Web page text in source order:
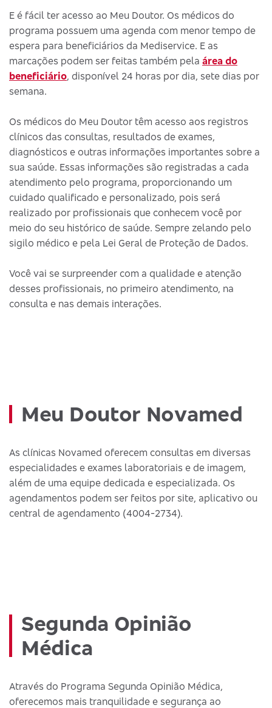
E é fácil ter acesso ao Meu Doutor. Os médicos do
programa possuem uma agenda com menor tempo de
espera para beneficiários da Mediservice. E as
marcações podem ser feitas também pela área do
beneficiário, disponível 24 horas por dia, sete dias por
semana.
Os médicos do Meu Doutor têm acesso aos registros
clínicos das consultas, resultados de exames,
diagnósticos e outras informações importantes sobre a
sua saúde. Essas informações são registradas a cada
atendimento pelo programa, proporcionando um
cuidado qualificado e personalizado, pois será
realizado por profissionais que conhecem você por
meio do seu histórico de saúde. Sempre zelando pelo
sigilo médico e pela Lei Geral de Proteção de Dados.
Você vai se surpreender com a qualidade e atenção
desses profissionais, no primeiro atendimento, na
consulta e nas demais interações.
Meu Doutor Novamed
As clínicas Novamed oferecem consultas em diversas
especialidades e exames laboratoriais e de imagem,
além de uma equipe dedicada e especializada. Os
agendamentos podem ser feitos por site, aplicativo ou
central de agendamento (4004-2734).
Segunda Opinião
Médica
Através do Programa Segunda Opinião Médica,
oferecemos mais tranquilidade e segurança ao